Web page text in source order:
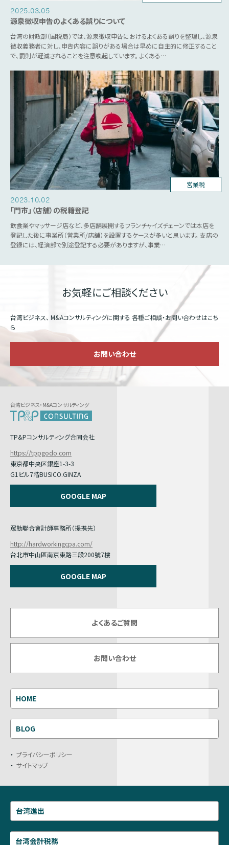
2025.03.05
源泉徴収申告のよくある誤りについて
台湾の財政部（国税局）では、源泉徴収申告におけるよくある誤りを整理し、源泉
徴収義務者に対し、申告内容に誤りがある場合は早めに自主的に修正すること
で、罰則が軽減されることを注意喚起しています。 よくある…
台湾ビジネス
営業税
2023.10.02
「門市」（店舗）の税籍登記
飲食業やマッサージ店など、多店舗展開するフランチャイズチェーンでは本店を
登記した後に事業所（営業所/店舗）を設置するケースが多いと思います。 支店の
登録には、経済部で別途登記する必要がありますが、事業…
お気軽にご相談ください
台湾ビジネス、 M&Aコンサルティングに関する 各種ご相談・お問い合わせはこち
ら
お問い合わせ
台湾ビジネス・M&Aコンサルティング
TP&Pコンサルティング合同会社
https://tppgodo.com
東京都中央区銀座1-3-3
G1ビル7階BUSICO.GINZA
GOOGLE MAP
眾勤聯合會計師事務所（提携先）
http://hardworkingcpa.com/
台北市中山區南京東路三段200號7樓
GOOGLE MAP
よくあるご質問
お問い合わせ
HOME
BLOG
プライバシーポリシー
サイトマップ
台湾進出
台湾会計税務